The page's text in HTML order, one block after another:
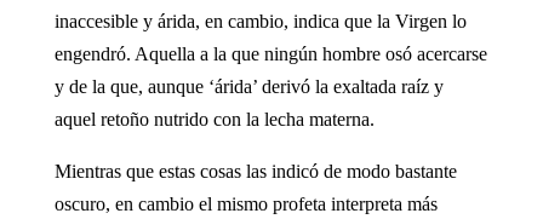
inaccesible y árida, en cambio, indica que la Virgen lo
engendró. Aquella a la que ningún hombre osó acercarse
y de la que, aunque ‘árida’ derivó la exaltada raíz y
aquel retoño nutrido con la lecha materna.
Mientras que estas cosas las indicó de modo bastante
oscuro, en cambio el mismo profeta interpreta más